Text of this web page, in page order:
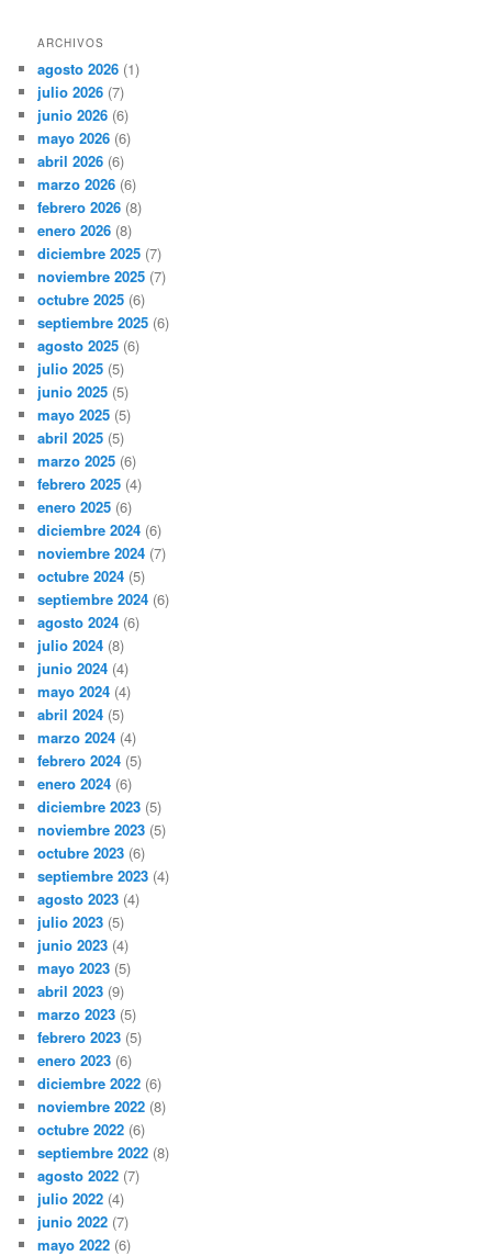
ARCHIVOS
agosto 2026 (1)
julio 2026 (7)
junio 2026 (6)
mayo 2026 (6)
abril 2026 (6)
marzo 2026 (6)
febrero 2026 (8)
enero 2026 (8)
diciembre 2025 (7)
noviembre 2025 (7)
octubre 2025 (6)
septiembre 2025 (6)
agosto 2025 (6)
julio 2025 (5)
junio 2025 (5)
mayo 2025 (5)
abril 2025 (5)
marzo 2025 (6)
febrero 2025 (4)
enero 2025 (6)
diciembre 2024 (6)
noviembre 2024 (7)
octubre 2024 (5)
septiembre 2024 (6)
agosto 2024 (6)
julio 2024 (8)
junio 2024 (4)
mayo 2024 (4)
abril 2024 (5)
marzo 2024 (4)
febrero 2024 (5)
enero 2024 (6)
diciembre 2023 (5)
noviembre 2023 (5)
octubre 2023 (6)
septiembre 2023 (4)
agosto 2023 (4)
julio 2023 (5)
junio 2023 (4)
mayo 2023 (5)
abril 2023 (9)
marzo 2023 (5)
febrero 2023 (5)
enero 2023 (6)
diciembre 2022 (6)
noviembre 2022 (8)
octubre 2022 (6)
septiembre 2022 (8)
agosto 2022 (7)
julio 2022 (4)
junio 2022 (7)
mayo 2022 (6)